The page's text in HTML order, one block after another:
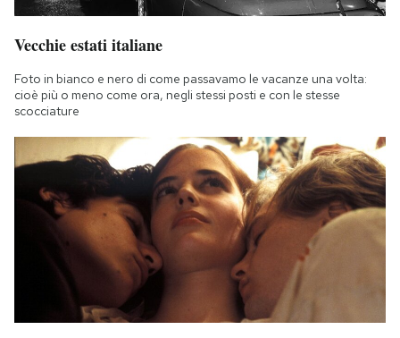
Vecchie estati italiane
Foto in bianco e nero di come passavamo le vacanze una volta:
cioè più o meno come ora, negli stessi posti e con le stesse
scocciature